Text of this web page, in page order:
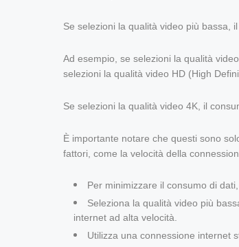
Se selezioni la qualità video più bassa,
Ad esempio, se selezioni la qualità
selezioni la qualità video HD (High
Se selezioni la qualità video 4K, il
È importante notare che questi sono
fattori, come la velocità della
Per minimizzare il consumo di
Seleziona la qualità video più
internet ad alta velocità.
Utilizza una connessione internet